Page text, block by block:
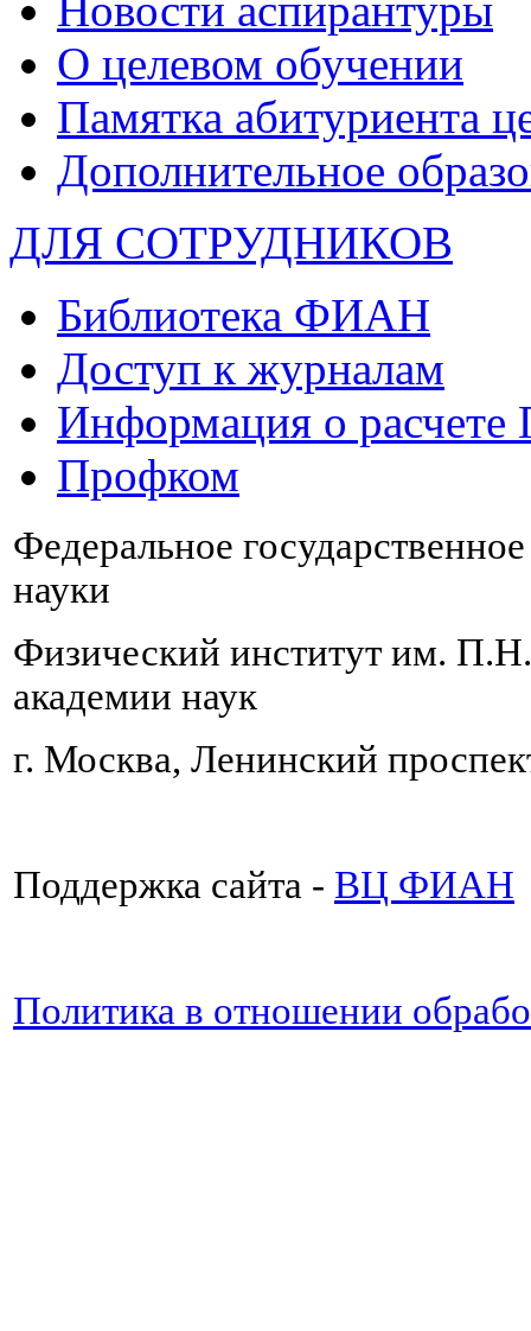
О целевом обучении
Памятка абитуриента
Дополнительное
ДЛЯ СОТРУДНИКОВ
Библиотека ФИАН
Доступ к журналам
Информация о
Профком
Федеральное
науки
Физический институт им.
академии наук
г. Москва, Ленинский
Поддержка сайта - ВЦ ФИАН
Политика в отношении